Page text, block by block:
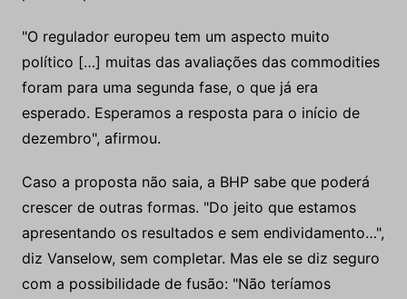
"O regulador europeu tem um aspecto muito
político […] muitas das avaliações das commodities
foram para uma segunda fase, o que já era
esperado. Esperamos a resposta para o início de
dezembro", afirmou.
Caso a proposta não saia, a BHP sabe que poderá
crescer de outras formas. "Do jeito que estamos
apresentando os resultados e sem endividamento…",
diz Vanselow, sem completar. Mas ele se diz seguro
com a possibilidade de fusão: "Não teríamos